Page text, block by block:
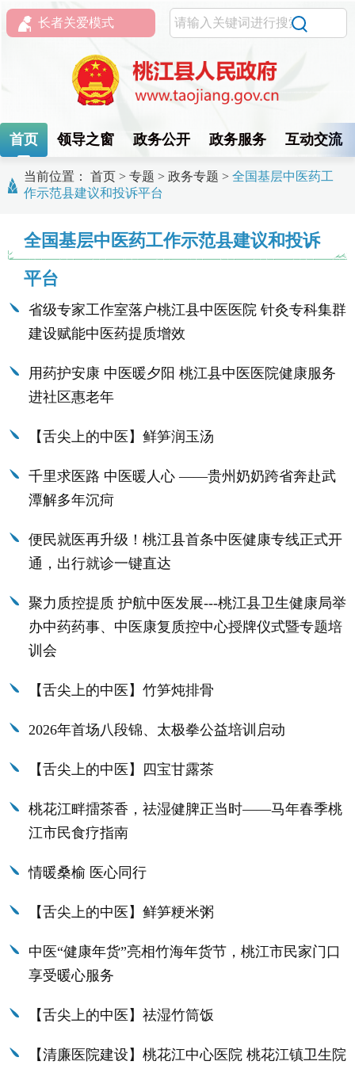
长者关爱模式
首页 领导之窗 政务公开 政务服务 互动交流
当前位置： 首页 > 专题 > 政务专题 > 全国基层中医药工
作示范县建议和投诉平台
全国基层中医药工作示范县建议和投诉
平台
省级专家工作室落户桃江县中医医院 针灸专科集群
建设赋能中医药提质增效
用药护安康 中医暖夕阳 桃江县中医医院健康服务
进社区惠老年
【舌尖上的中医】鲜笋润玉汤
千里求医路 中医暖人心 ——贵州奶奶跨省奔赴武
潭解多年沉疴
便民就医再升级！桃江县首条中医健康专线正式开
通，出行就诊一键直达
聚力质控提质 护航中医发展---桃江县卫生健康局举
办中药药事、中医康复质控中心授牌仪式暨专题培
训会
【舌尖上的中医】竹笋炖排骨
2026年首场八段锦、太极拳公益培训启动
【舌尖上的中医】四宝甘露茶
桃花江畔擂茶香，祛湿健脾正当时——马年春季桃
江市民食疗指南
情暖桑榆 医心同行
【舌尖上的中医】鲜笋粳米粥
中医“健康年货”亮相竹海年货节，桃江市民家门口
享受暖心服务
【舌尖上的中医】祛湿竹筒饭
【清廉医院建设】桃花江中心医院 桃花江镇卫生院